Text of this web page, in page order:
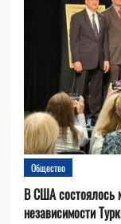
Общество
В США состоялось
независимости